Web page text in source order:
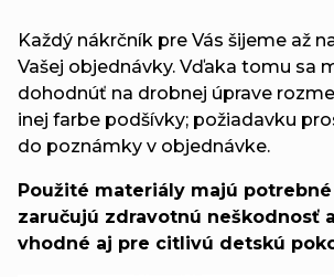
Každý nákrčník pre Vás šijeme až
Vašej objednávky. Vďaka tomu sa
dohodnúť na drobnej úprave
inej farbe podšívky; požiadavku
do poznámky v objednávke.
Použité materiály majú
zaručujú zdravotnú neškodnosť
vhodné aj pre citlivú detskú